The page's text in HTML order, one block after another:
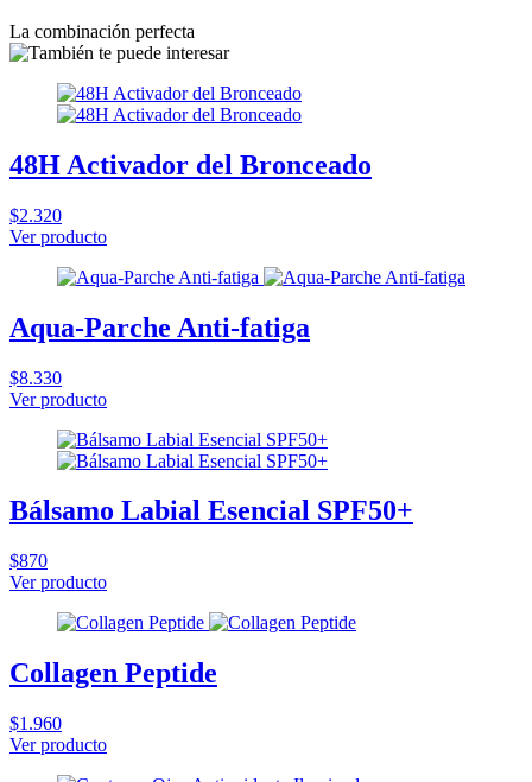
La combinación perfecta
48H Activador del Bronceado
$2.320
Ver producto
Aqua-Parche Anti-fatiga
$8.330
Ver producto
Bálsamo Labial Esencial SPF50+
$870
Ver producto
Collagen Peptide
$1.960
Ver producto